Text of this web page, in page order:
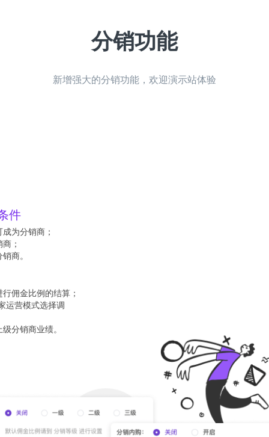
分销功能
新增强大的分销功能，欢迎演示站体验
件
为分销商；
；
商。
佣金比例的结算；
运营模式选择调
分销商业绩。